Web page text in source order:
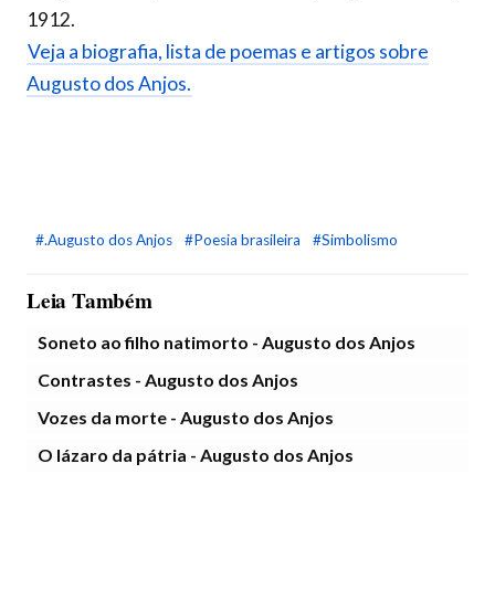
1912.
Veja a biografia, lista de poemas e artigos sobre
Augusto dos Anjos.
#.Augusto dos Anjos #Poesia brasileira #Simbolismo
Leia Também
Soneto ao filho natimorto - Augusto dos Anjos
Contrastes - Augusto dos Anjos
Vozes da morte - Augusto dos Anjos
O lázaro da pátria - Augusto dos Anjos